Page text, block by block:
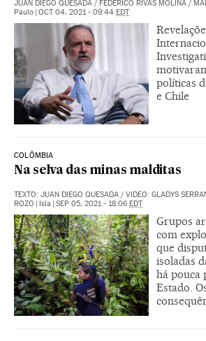
JUAN DIEGO QUESADA / FEDERICO RIVAS MOLINA /
Paulo | OCT 04, 2021 - 09:44 EDT
políticas
e Chile
COLÔMBIA
Na selva das minas malditas
TEXTO: JUAN DIEGO QUESADA / VIDEO: GLADYS
ROZO | Isla | SEP 05, 2021 - 18:06 EDT
Grupos
com
que
isoladas
há pouca
Estado.